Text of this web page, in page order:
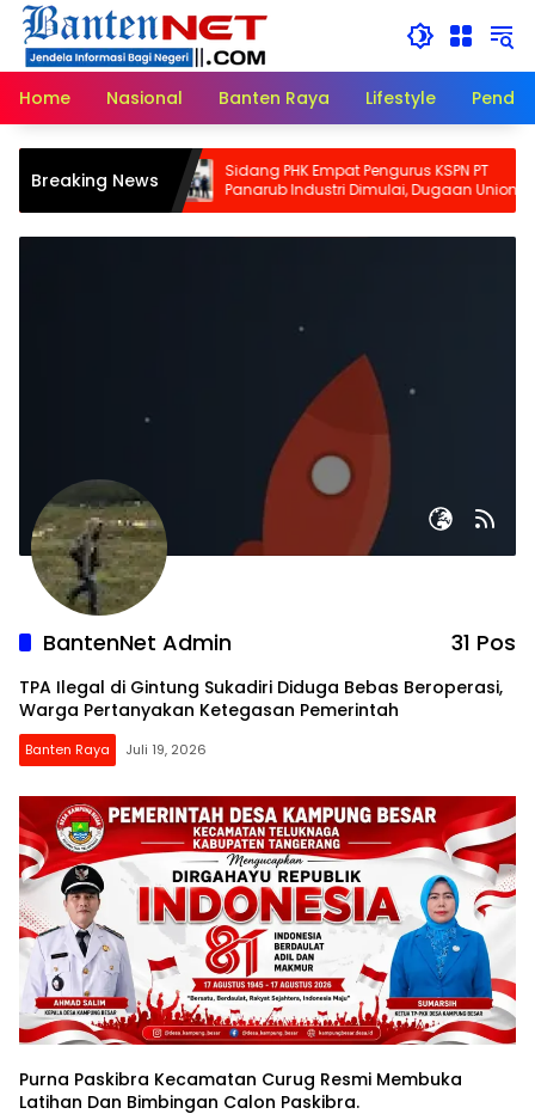
Langsung
konten
Home
Nasional Banten Raya Lifestyle
Breaking News
dan
Sidang PHK Empat Pengurus KSPN PT
Panarub Industri Dimulai, Dugaan Union
Busting Mulai Diuji di PHI
BantenNet Admin 31 Pos
TPA Ilegal di Gintung Sukadiri Diduga Bebas Beroperasi,
Warga Pertanyakan Ketegasan Pemerintah
Banten Raya Juli 19, 2026
Purna Paskibra Kecamatan Curug Resmi Membuka
Latihan Dan Bimbingan Calon Paskibra.